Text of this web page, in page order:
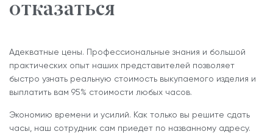
отказаться
Адекватные цены. Профессиональные знания и большой
практических опыт наших представителей позволяет
быстро узнать реальную стоимость выкупаемого изделия и
выплатить вам 95% стоимости любых часов.
Экономию времени и усилий. Как только вы решите сдать
часы, наш сотрудник сам приедет по названному адресу.